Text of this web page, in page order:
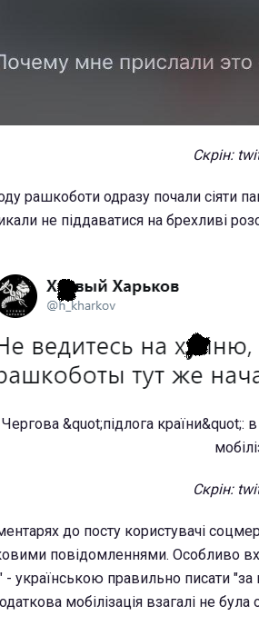
Скрін:
рашкоботи одразу почали сіяти
не піддаватися на брехливі
Скрін:
до посту користувачі
повідомленнями. Особливо
- українською правильно писати
мобілізація взагалі не була